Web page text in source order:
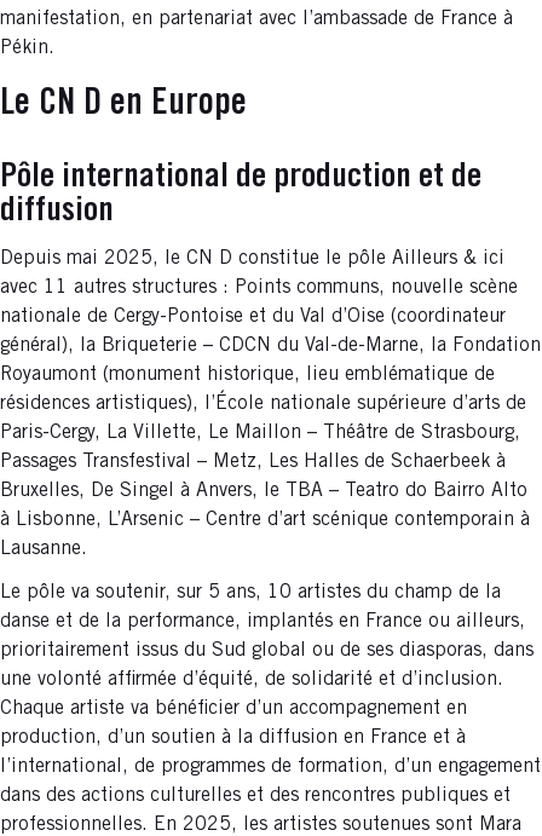
manifestation, en partenariat avec l’ambassade de France à
Pékin.
Le CN D en Europe
Pôle international de production et de
diffusion
Depuis mai 2025, le CN D constitue le pôle Ailleurs & ici
avec 11 autres structures : Points communs, nouvelle scène
nationale de Cergy-Pontoise et du Val d’Oise (coordinateur
général), la Briqueterie – CDCN du Val-de-Marne, la Fondation
Royaumont (monument historique, lieu emblématique de
résidences artistiques), l’École nationale supérieure d’arts de
Paris-Cergy, La Villette, Le Maillon – Théâtre de Strasbourg,
Passages Transfestival – Metz, Les Halles de Schaerbeek à
Bruxelles, De Singel à Anvers, le TBA – Teatro do Bairro Alto
à Lisbonne, L’Arsenic – Centre d’art scénique contemporain à
Lausanne.
Le pôle va soutenir, sur 5 ans, 10 artistes du champ de la
danse et de la performance, implantés en France ou ailleurs,
prioritairement issus du Sud global ou de ses diasporas, dans
une volonté affirmée d’équité, de solidarité et d’inclusion.
Chaque artiste va bénéficier d’un accompagnement en
production, d’un soutien à la diffusion en France et à
l’international, de programmes de formation, d’un engagement
dans des actions culturelles et des rencontres publiques et
professionnelles. En 2025, les artistes soutenues sont Mara